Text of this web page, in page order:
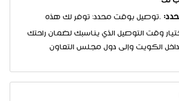
.توصيل بوقت محدد: توفر لك هذه
وقت التوصيل الذي يناسبك لضمان راحتك
الكويت وإلى دول مجلس التعاون